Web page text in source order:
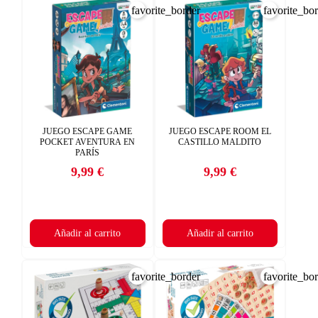
JUEGO ESCAPE GAME
POCKET AVENTURA EN
PARÍS
Precio
9,99 €
Añadir al carrito
favorite_border
JUEGO ESCAPE ROOM EL
CASTILLO MALDITO
Precio
9,99 €
Añadir al carrito
favorite_border